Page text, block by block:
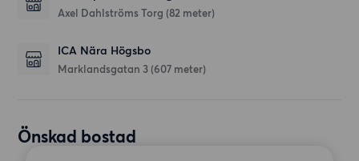
Axel Dahlströms Torg (82 meter)
ICA Nära Högsbo
Marklandsgatan 3 (607 meter)
Önskad bostad